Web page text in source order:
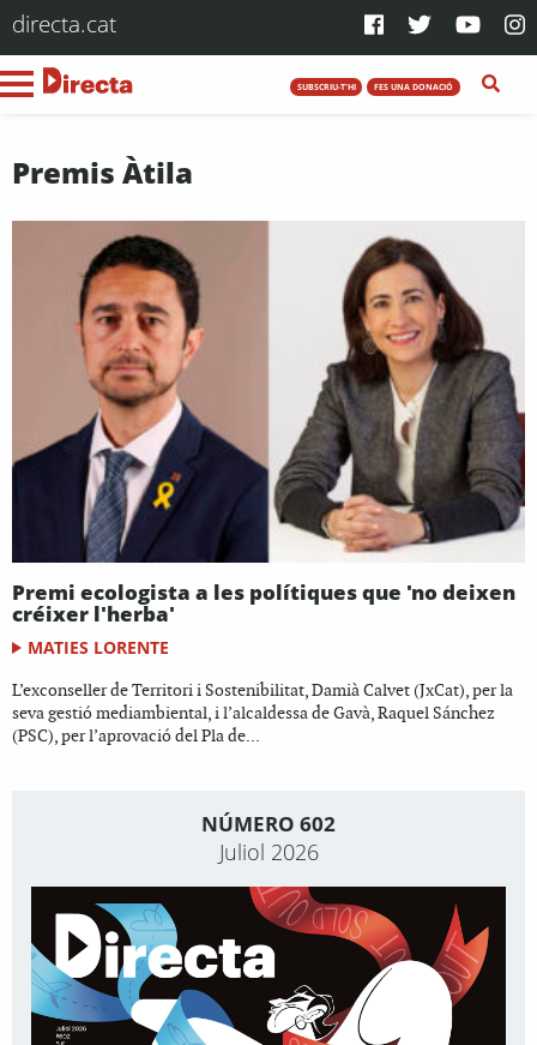
directa.cat
SUBSCRIU-T'HI FES UNA DONACIÓ
Premis Àtila
Premi ecologista a les polítiques que 'no deixen
créixer l'herba'
MATIES LORENTE
L’exconseller de Territori i Sostenibilitat, Damià Calvet (JxCat), per la
seva gestió mediambiental, i l’alcaldessa de Gavà, Raquel Sánchez
(PSC), per l’aprovació del Pla de...
NÚMERO 602
Juliol 2026